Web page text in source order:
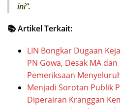
ini”.
📚 Artikel Terkait:
LIN Bongkar Dugaan
PN Gowa, Desak MA
Pemeriksaan
Menjadi Sorotan Publik
Diperairan Kranggan